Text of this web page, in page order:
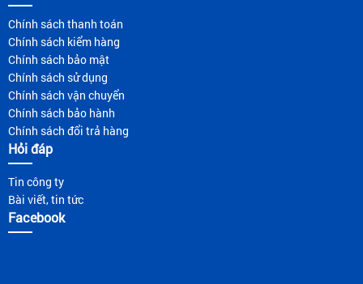
Chính sách thanh toán
Chính sách kiểm hàng
Chính sách bảo mật
Chính sách sử dụng
Chính sách vận chuyển
Chính sách bảo hành
Chính sách đổi trả hàng
Hỏi đáp
Tin công ty
Bài viết, tin tức
Facebook